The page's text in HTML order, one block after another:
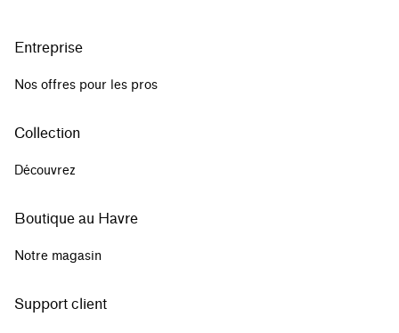
Entreprise
Nos offres pour les pros
Collection
Découvrez
Boutique au Havre
Notre magasin
Support client